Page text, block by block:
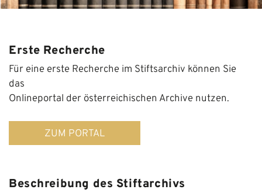
Erste Recherche
Für eine erste Recherche im Stiftsarchiv können Sie
das
Onlineportal der österreichischen Archive nutzen.
ZUM PORTAL
Beschreibung des Stiftarchivs